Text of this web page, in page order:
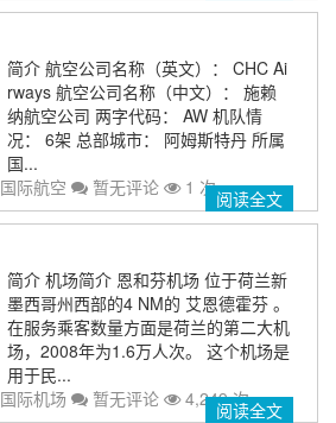
简介 航空公司名称（英文）： CHC Ai
rways 航空公司名称（中文）： 施赖
纳航空公司 两字代码： AW 机队情
况： 6架 总部城市： 阿姆斯特丹 所属
国...
国际航空 暂无评论 1 次阅读全文
简介 机场简介 恩和芬机场 位于荷兰新
墨西哥州西部的4 NM的 艾恩德霍芬 。
在服务乘客数量方面是荷兰的第二大机
场，2008年为1.6万人次。 这个机场是
用于民...
国际机场 暂无评论 4,249 次阅读全文